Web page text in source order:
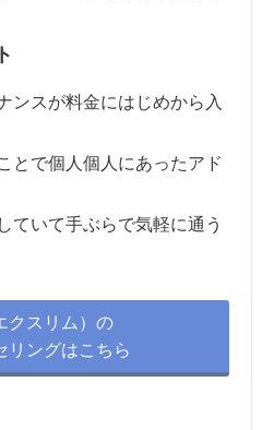
ンスが料金にはじめから入
とで個人個人にあったアド
ていて手ぶらで気軽に通う
クスリム）の
リングはこちら